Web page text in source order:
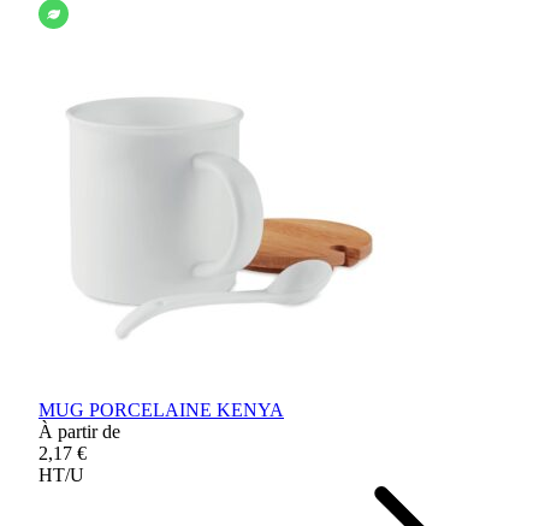
MUG PORCELAINE KENYA
À partir de
2,17 €
HT/U